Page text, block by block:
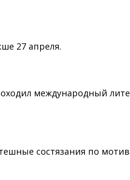
27 апреля.
международный
состязания по